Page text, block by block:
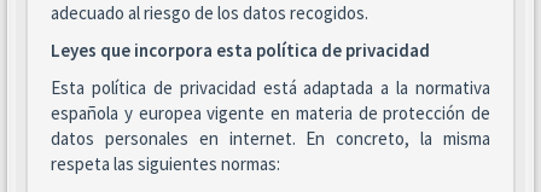
adecuado al riesgo de los datos recogidos.
Leyes que incorpora esta política de privacidad
Esta política de privacidad está adaptada a la normativa
española y europea vigente en materia de protección de
datos personales en internet. En concreto, la misma
respeta las siguientes normas: